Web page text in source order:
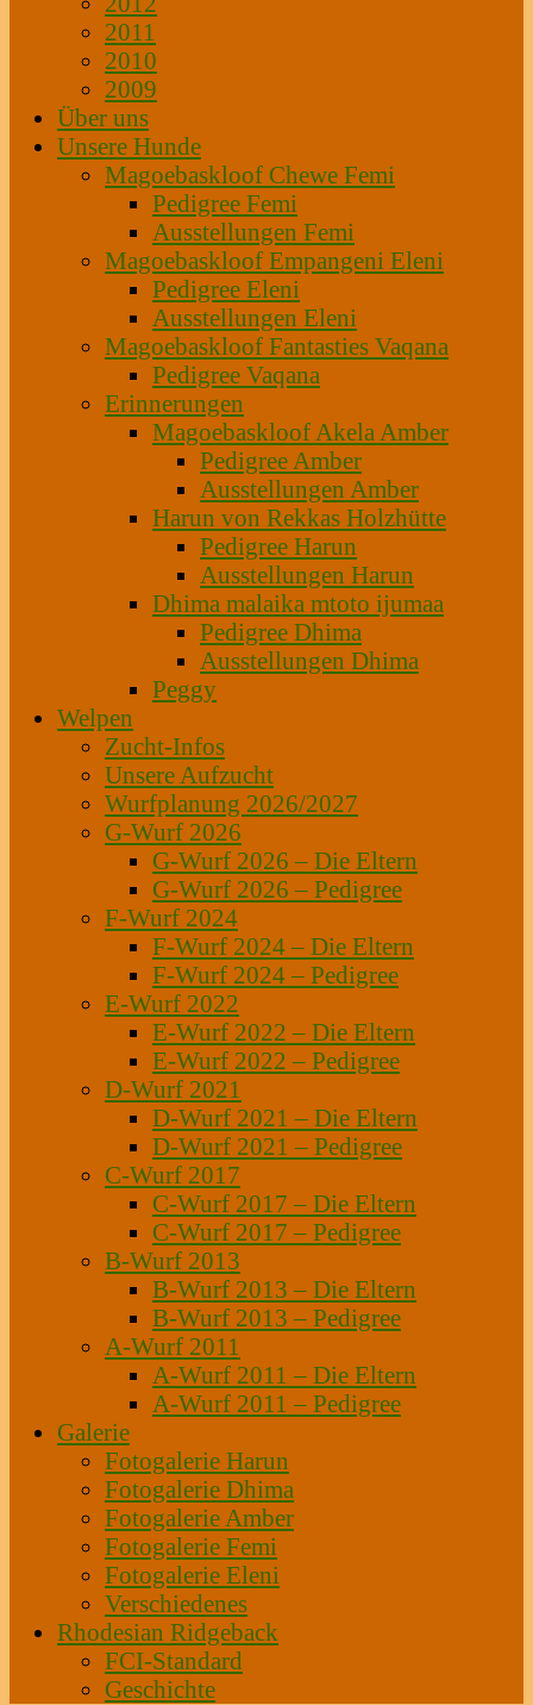
2011
2010
2009
Über uns
Unsere Hunde
Magoebaskloof Chewe Femi
Pedigree Femi
Ausstellungen Femi
Magoebaskloof Empangeni Eleni
Pedigree Eleni
Ausstellungen Eleni
Magoebaskloof Fantasties Vaqana
Pedigree Vaqana
Erinnerungen
Magoebaskloof Akela Amber
Pedigree Amber
Ausstellungen Amber
Harun von Rekkas Holzhütte
Pedigree Harun
Ausstellungen Harun
Dhima malaika mtoto ijumaa
Pedigree Dhima
Ausstellungen Dhima
Peggy
Welpen
Zucht-Infos
Unsere Aufzucht
Wurfplanung 2026/2027
G-Wurf 2026
G-Wurf 2026 – Die Eltern
G-Wurf 2026 – Pedigree
F-Wurf 2024
F-Wurf 2024 – Die Eltern
F-Wurf 2024 – Pedigree
E-Wurf 2022
E-Wurf 2022 – Die Eltern
E-Wurf 2022 – Pedigree
D-Wurf 2021
D-Wurf 2021 – Die Eltern
D-Wurf 2021 – Pedigree
C-Wurf 2017
C-Wurf 2017 – Die Eltern
C-Wurf 2017 – Pedigree
B-Wurf 2013
B-Wurf 2013 – Die Eltern
B-Wurf 2013 – Pedigree
A-Wurf 2011
A-Wurf 2011 – Die Eltern
A-Wurf 2011 – Pedigree
Galerie
Fotogalerie Harun
Fotogalerie Dhima
Fotogalerie Amber
Fotogalerie Femi
Fotogalerie Eleni
Verschiedenes
Rhodesian Ridgeback
FCI-Standard
Geschichte